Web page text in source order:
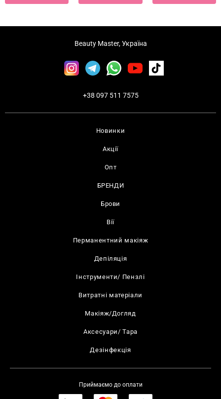
Новинки
Акції
Опт
БРЕНДИ
Брови
Вії
Перманентний макіяж
Депіляція
Інструменти/ Пензлі
Витратні матеріали
Макіяж/Догляд
Аксесуари/ Тара
Дезінфекція
Beauty Master, Україна
+38 097 511 7575
Приймаємо до оплати